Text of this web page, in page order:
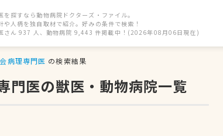
を探すなら動物病院ドクターズ・ファイル。
や人柄を独自取材で紹介。好みの条件で検索！
さん 937 人、動物病院 9,443 件掲載中！(2026年08月06日現在)
病理専門医 の検索結果
門医の獣医・動物病院一覧